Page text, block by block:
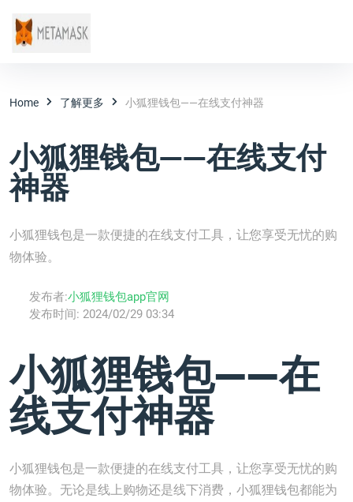
Home 了解更多 小狐狸钱包——在线支付神器
小狐狸钱包——在线支付
神器
小狐狸钱包是一款便捷的在线支付工具，让您享受无忧的购
物体验。
发布者:小狐狸钱包app官网
发布时间: 2024/02/29 03:34
小狐狸钱包——在
线支付神器
小狐狸钱包是一款便捷的在线支付工具，让您享受无忧的购
物体验。无论是线上购物还是线下消费，小狐狸钱包都能为